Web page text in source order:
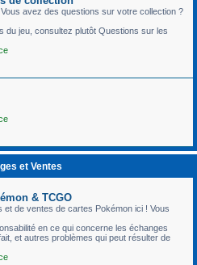
avez des questions sur votre collection ?
du jeu, consultez plutôt Questions sur les
et Ventes
& TCGO
de ventes de cartes Pokémon ici ! Vous
en ce qui concerne les échanges
et autres problèmes qui peut résulter de